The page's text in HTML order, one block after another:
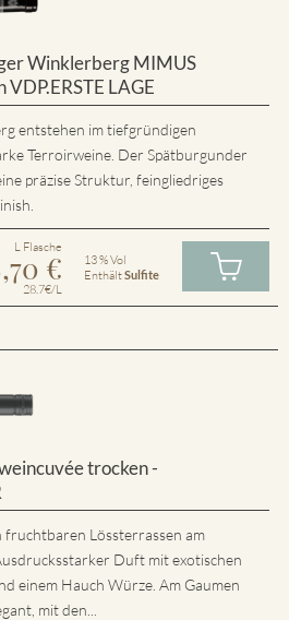
Winklerberg MIMUS
LAGE
entstehen im tiefgründigen
Terroirweine. Der Spätburgunder
präzise Struktur, feingliedriges
L Flasche
€
28.7€/L
13 % Vol
EnthältSulfite
trocken -
fruchtbaren Lössterrassen am
Duft mit exotischen
einem Hauch Würze. Am Gaumen
mit den...